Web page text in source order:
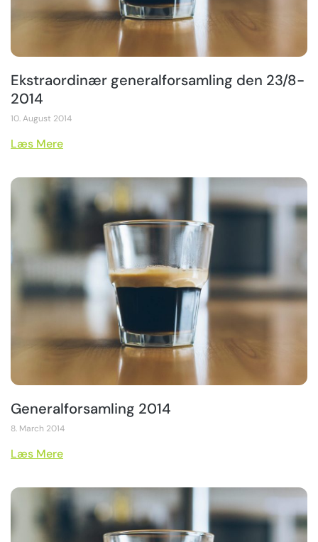
Ekstraordinær generalforsamling den 23/8-
2014
10. August 2014
Læs Mere
Generalforsamling 2014
8. March 2014
Læs Mere